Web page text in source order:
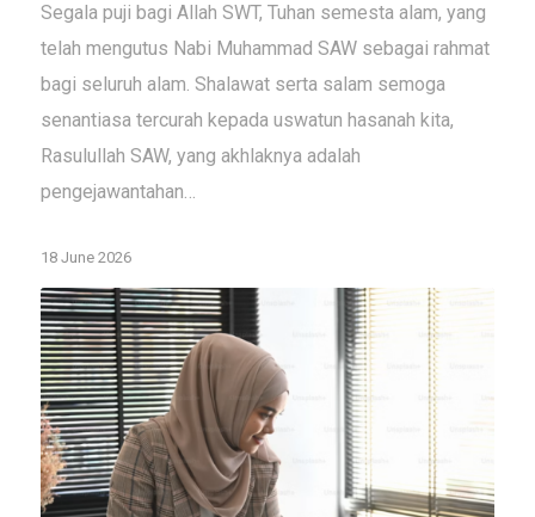
Segala puji bagi Allah SWT, Tuhan semesta alam, yang
telah mengutus Nabi Muhammad SAW sebagai rahmat
bagi seluruh alam. Shalawat serta salam semoga
senantiasa tercurah kepada uswatun hasanah kita,
Rasulullah SAW, yang akhlaknya adalah
pengejawantahan…
18 June 2026